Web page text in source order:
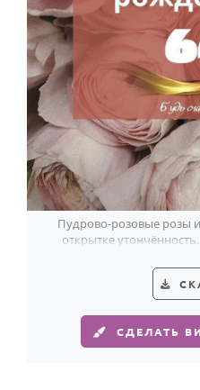
Пудрово-розовые розы
открытке
СДЕЛАТЬ